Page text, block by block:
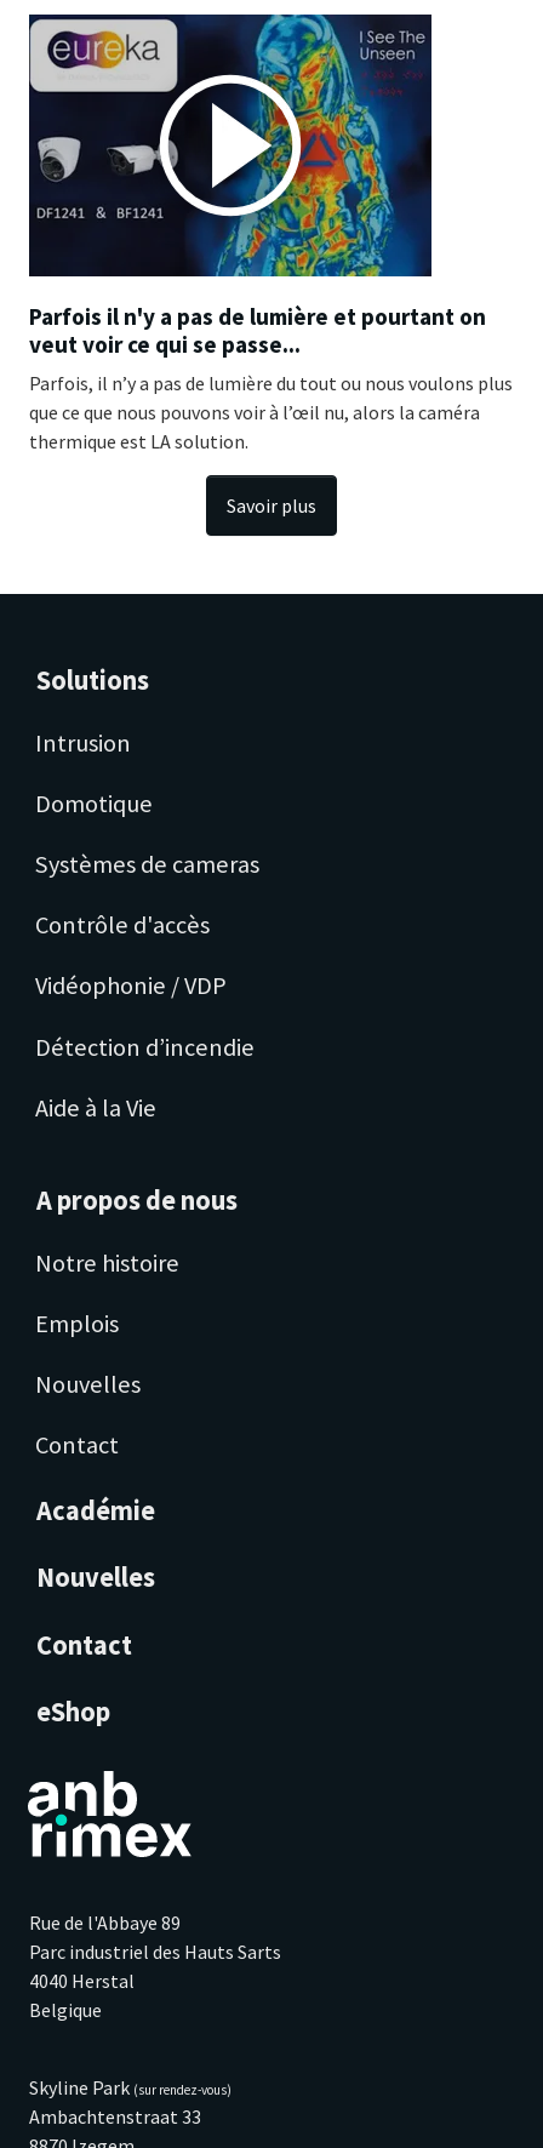
Parfois il n'y a pas de lumière et pourtant on
veut voir ce qui se passe...
Parfois, il n’y a pas de lumière du tout ou nous voulons plus
que ce que nous pouvons voir à l’œil nu, alors la caméra
thermique est LA solution.
Savoir plus
Solutions
Intrusion
Domotique
Systèmes de cameras
Contrôle d'accès
Vidéophonie / VDP
Détection d’incendie
Aide à la Vie
A propos de nous
Notre histoire
Emplois
Nouvelles
Contact
Académie
Nouvelles
Contact
eShop
Rue de l'Abbaye 89
Parc industriel des Hauts Sarts
4040 Herstal
Belgique
Skyline Park (sur rendez-vous)
Ambachtenstraat 33